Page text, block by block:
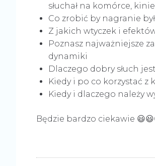
słuchał na komórce,
Co zrobić by nagranie
Z jakich wtyczek i
Poznasz najważniejsze
dynamiki
Dlaczego dobry słuch
Kiedy i po co korzystać
Kiedy i dlaczego należy
Będzie bardzo ciekawie